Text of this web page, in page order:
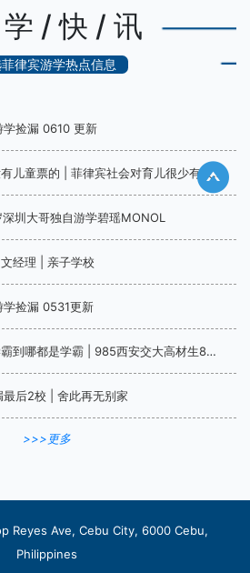
/ 快 / 讯
律宾游学热点信息
捡漏 0610 更新
童票的 | 菲律宾社会对育儿很少有政策倾斜
圳大哥独自游学碧瑶MONOL
经理 | 亲子学校
捡漏 0531更新
都是学霸 | 985西安交大高材生8周雅思4.5-6.5
后2校 | 舍此再无别家
>>>更多
Reyes Ave, Cebu City, 6000 Cebu,
Philippines